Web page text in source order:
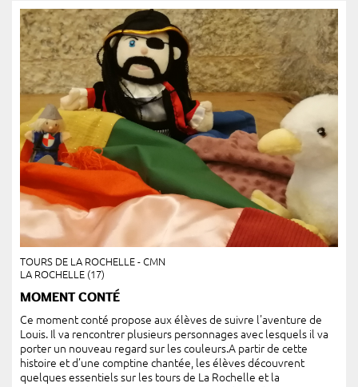
TOURS DE LA ROCHELLE - CMN
LA ROCHELLE (17)
MOMENT CONTÉ
Ce moment conté propose aux élèves de suivre l'aventure de
Louis. Il va rencontrer plusieurs personnages avec lesquels il va
porter un nouveau regard sur les couleurs.A partir de cette
histoire et d’une comptine chantée, les élèves découvrent
quelques essentiels sur les tours de La Rochelle et la